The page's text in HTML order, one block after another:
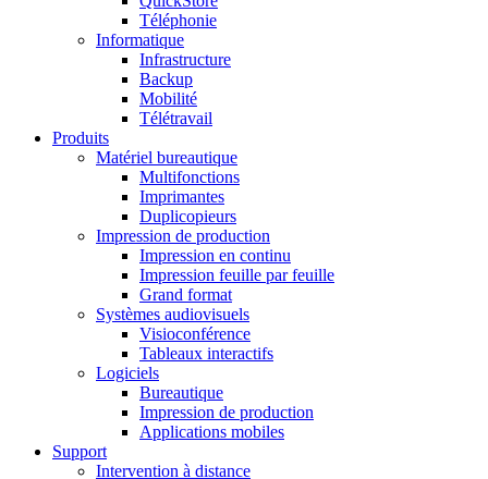
Téléphonie
Informatique
Infrastructure
Backup
Mobilité
Télétravail
Produits
Matériel bureautique
Multifonctions
Imprimantes
Duplicopieurs
Impression de production
Impression en continu
Impression feuille par feuille
Grand format
Systèmes audiovisuels
Visioconférence
Tableaux interactifs
Logiciels
Bureautique
Impression de production
Applications mobiles
Support
Intervention à distance